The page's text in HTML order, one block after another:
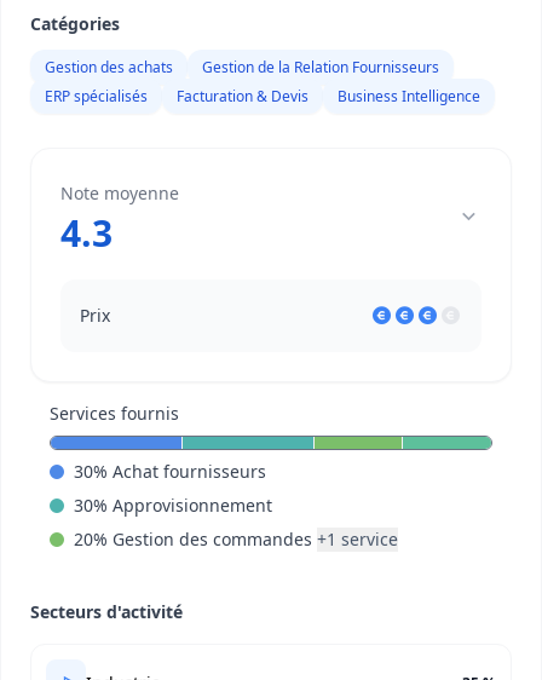
Catégories
Gestion des achats
Gestion de la Relation Fournisseurs
ERP spécialisés
Facturation & Devis Business Intelligence
Note moyenne
4.3
Prix
Services fournis
30% Achat fournisseurs
30% Approvisionnement
20% Gestion des commandes +1 service
Secteurs d'activité